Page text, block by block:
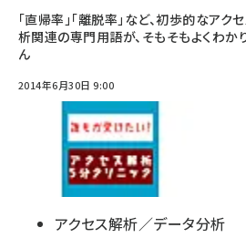
「直帰率」「離脱率」など、初歩的なアク
析関連の専門用語が、そもそもよくわか
ん
2014年6月30日 9:00
アクセス解析／データ分析